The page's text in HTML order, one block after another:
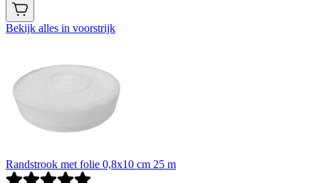
Bekijk alles in voorstrijk
Randstrook met folie 0,8x10 cm 25 m